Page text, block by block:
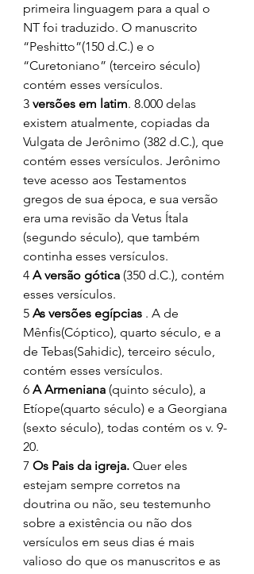
primeira linguagem para a qual o
NT foi traduzido. O manuscrito
“Peshitto”(150 d.C.) e o
“Curetoniano” (terceiro século)
contém esses versículos.
3 versões em latim. 8.000 delas
existem atualmente, copiadas da
Vulgata de Jerônimo (382 d.C.), que
contém esses versículos. Jerônimo
teve acesso aos Testamentos
gregos de sua época, e sua versão
era uma revisão da Vetus Ítala
(segundo século), que também
continha esses versículos.
4 A versão gótica (350 d.C.), contém
esses versículos.
5 As versões egípcias . A de
Mênfis(Cóptico), quarto século, e a
de Tebas(Sahidic), terceiro século,
contém esses versículos.
6 A Armeniana (quinto século), a
Etíope(quarto século) e a Georgiana
(sexto século), todas contém os v. 9-
20.
7 Os Pais da igreja. Quer eles
estejam sempre corretos na
doutrina ou não, seu testemunho
sobre a existência ou não dos
versículos em seus dias é mais
valioso do que os manuscritos e as